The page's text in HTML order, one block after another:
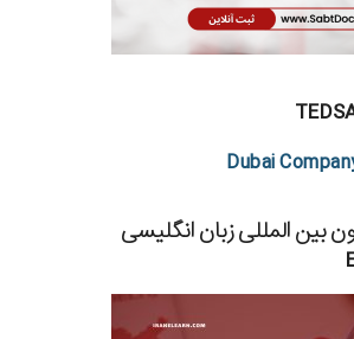
Dubai
بین المللی زبان انگلیسی